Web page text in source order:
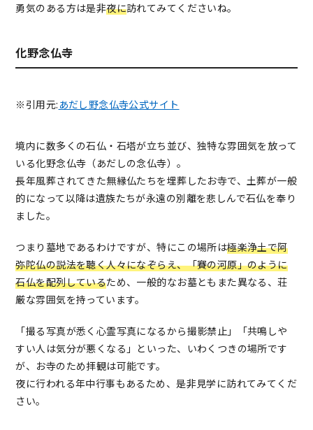
勇気のある方は是非夜に訪れてみてくださいね。
化野念仏寺
※引用元: あだし野念仏寺公式サイト
境内に数多くの石仏・石塔が立ち並び、独特な雰囲気を放って
いる化野念仏寺（あだしの念仏寺）。
長年風葬されてきた無縁仏たちを埋葬したお寺で、土葬が一般
的になって以降は遺族たちが永遠の別離を悲しんで石仏を奉り
ました。
つまり墓地であるわけですが、特にこの場所は極楽浄土で阿
弥陀仏の説法を聴く人々になぞらえ、「賽の河原」のように
石仏を配列しているため、一般的なお墓ともまた異なる、荘
厳な雰囲気を持っています。
「撮る写真が悉く心霊写真になるから撮影禁止」「共鳴しや
すい人は気分が悪くなる」といった、いわくつきの場所です
が、お寺のため拝観は可能です。
夜に行われる年中行事もあるため、是非見学に訪れてみてくだ
さい。